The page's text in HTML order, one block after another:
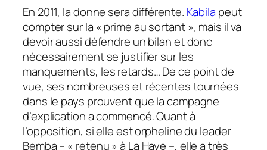
En 2011, la donne sera différente. Kabila peut
compter sur la « prime au sortant », mais il va
devoir aussi défendre un bilan et donc
nécessairement se justifier sur les
manquements, les retards… De ce point de
vue, ses nombreuses et récentes tournées
dans le pays prouvent que la campagne
d’explication a commencé. Quant à
l’opposition, si elle est orpheline du leader
Bemba – « retenu » à La Haye –, elle a très